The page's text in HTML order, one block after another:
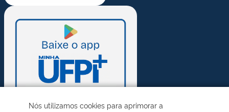
Nós utilizamos cookies para aprimorar a